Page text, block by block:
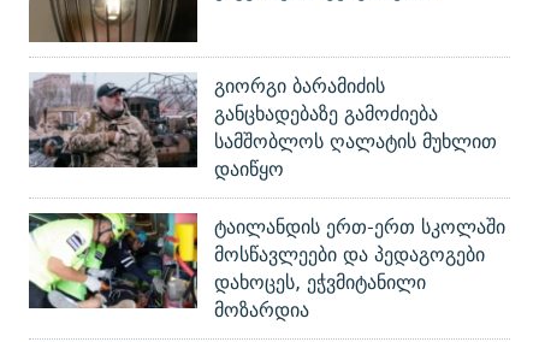
გიორგი ბარამიძის
განცხადებაზე გამოძიება
სამშობლოს ღალატის მუხლით
დაიწყო
ტაილანდის ერთ-ერთ სკოლაში
მოსწავლეები და პედაგოგები
დახოცეს, ეჭვმიტანილი
მოზარდია